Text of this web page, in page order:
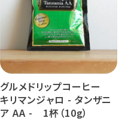
グルメドリップコーヒー
キリマンジャロ - タンザニ
ア AA - 1杯（10g）